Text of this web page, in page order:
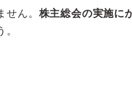
ん。 株主総会の実施に